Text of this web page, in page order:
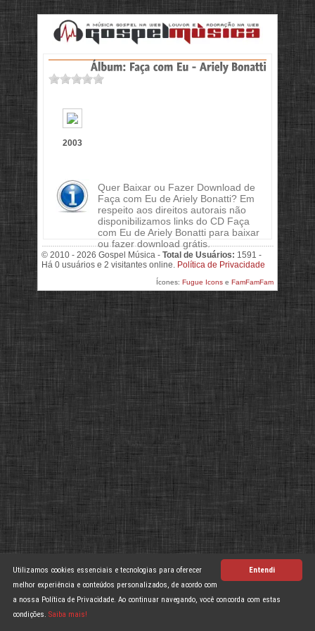
2003
Quer Baixar ou Fazer Download de
Faça com Eu de Ariely Bonatti? Em
respeito aos direitos autorais não
disponibilizamos links do CD Faça
com Eu de Ariely Bonatti para baixar
ou fazer download grátis.
© 2010 - 2026 Gospel Música - Total de Usuários: 1591 -
Há 0 usuários e 2 visitantes online. Política de Privacidade
Ícones: Fugue Icons e FamFamFam
Entendi
Utilizamos cookies essenciais e tecnologias para oferecer
melhor experiência e conteúdos personalizados, de acordo com
a nossa Política de Privacidade. Ao continuar navegando, você concorda com estas
condições. Saiba mais!